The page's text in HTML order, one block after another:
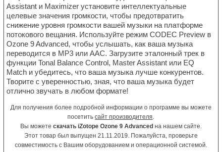
Assistant и Maximizer установите интеллектуальные
целевые значения громкости, чтобы предотвратить
снижение уровня громкости вашей музыки на платформе
потокового вещания. Используйте режим CODEC Preview в
Ozone 9 Advanced, чтобы услышать, как ваша музыка
переводится в MP3 или AAC. Загрузите эталонный трек в
функции Tonal Balance Control, Master Assistant или EQ
Match и убедитесь, что ваша музыка лучше конкурентов.
Творите с уверенностью, зная, что ваша музыка будет
отлично звучать в любом формате!
Для получения более подробной информации о программе вы можете
посетитьсайт производителя.
Вы можете скачать iZotope Ozone 9 Advanced на нашем сайте.
Этот товар был выпущен 21.11.2019. Пожалуйста, проверьте
совместимость с Вашим оборудованием и операционной системой.